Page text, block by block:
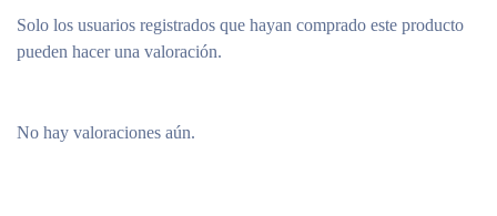
No hay valoraciones aún.
Solo los usuarios registrados que hayan comprado este producto
pueden hacer una valoración.